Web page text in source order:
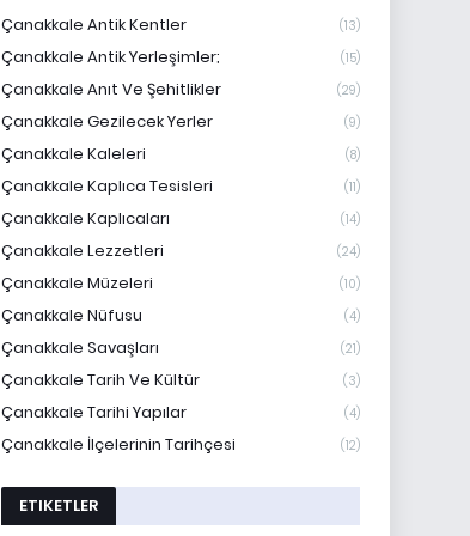
Çanakkale Antik Kentler (13)
Çanakkale Antik Yerleşimler; (15)
Çanakkale Anıt Ve Şehitlikler (29)
Çanakkale Gezilecek Yerler (9)
Çanakkale Kaleleri (8)
Çanakkale Kaplıca Tesisleri (11)
Çanakkale Kaplıcaları (14)
Çanakkale Lezzetleri (24)
Çanakkale Müzeleri (10)
Çanakkale Nüfusu (4)
Çanakkale Savaşları (21)
Çanakkale Tarih Ve Kültür (3)
Çanakkale Tarihi Yapılar (4)
Çanakkale İlçelerinin Tarihçesi (12)
ETIKETLER